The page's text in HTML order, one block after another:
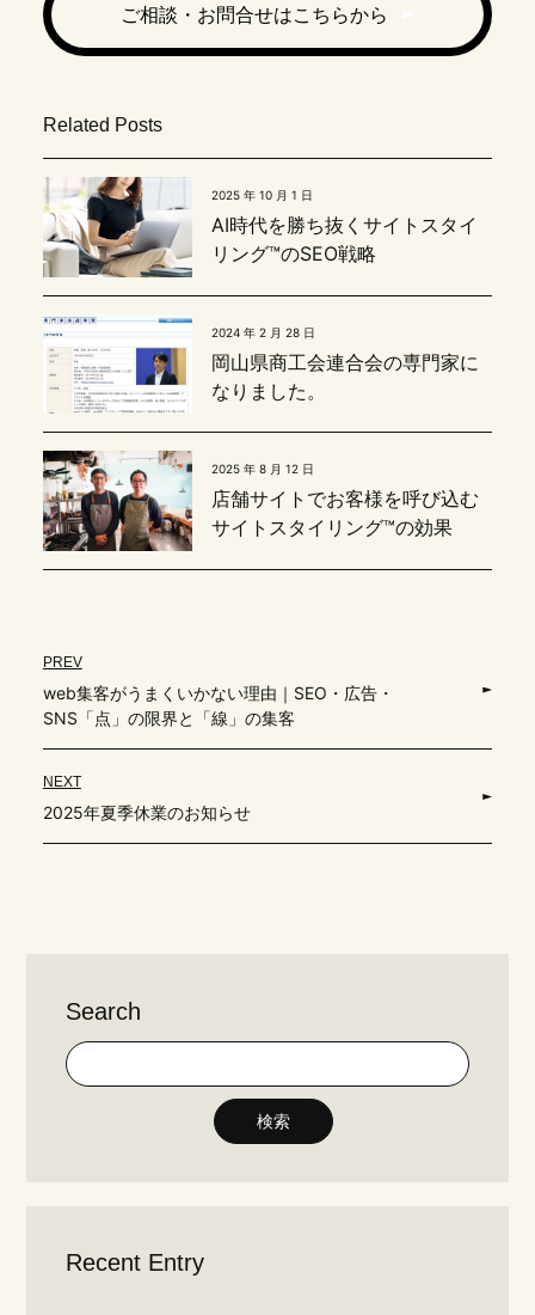
ご相談・お問合せはこちらから
Related Posts
2025 年 10 月 1 日
AI時代を勝ち抜くサイトスタイ
リング™のSEO戦略
2024 年 2 月 28 日
岡山県商工会連合会の専門家に
なりました。
2025 年 8 月 12 日
店舗サイトでお客様を呼び込む
サイトスタイリング™の効果
PREV
web集客がうまくいかない理由｜SEO・広告・
SNS「点」の限界と「線」の集客
NEXT
2025年夏季休業のお知らせ
Search
検索
Recent Entry